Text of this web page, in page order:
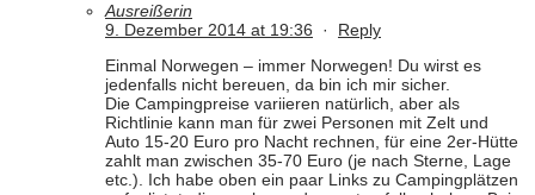
Ausreißerin
9. Dezember 2014 at 19:36 · Reply
Einmal Norwegen – immer Norwegen! Du wirst es
jedenfalls nicht bereuen, da bin ich mir sicher.
Die Campingpreise variieren natürlich, aber als
Richtlinie kann man für zwei Personen mit Zelt und
Auto 15-20 Euro pro Nacht rechnen, für eine 2er-Hütte
zahlt man zwischen 35-70 Euro (je nach Sterne, Lage
etc.). Ich habe oben ein paar Links zu Campingplätzen